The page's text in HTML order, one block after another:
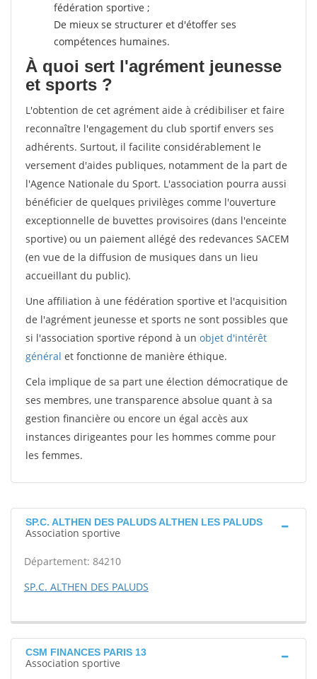
fédération sportive ;
De mieux se structurer et d'étoffer ses
compétences humaines.
À quoi sert l'agrément jeunesse
et sports ?
L'obtention de cet agrément aide à crédibiliser et faire
reconnaître l'engagement du club sportif envers ses
adhérents. Surtout, il facilite considérablement le
versement d'aides publiques, notamment de la part de
l'Agence Nationale du Sport. L'association pourra aussi
bénéficier de quelques privilèges comme l'ouverture
exceptionnelle de buvettes provisoires (dans l'enceinte
sportive) ou un paiement allégé des redevances SACEM
(en vue de la diffusion de musiques dans un lieu
accueillant du public).
Une affiliation à une fédération sportive et l'acquisition
de l'agrément jeunesse et sports ne sont possibles que
si l'association sportive répond à un objet d'intérêt
général et fonctionne de manière éthique.
Cela implique de sa part une élection démocratique de
ses membres, une transparence absolue quant à sa
gestion financière ou encore un égal accès aux
instances dirigeantes pour les hommes comme pour
les femmes.
SP.C. ALTHEN DES PALUDS ALTHEN LES PALUDS
Association sportive
Département: 84210
SP.C. ALTHEN DES PALUDS
CSM FINANCES PARIS 13
Association sportive